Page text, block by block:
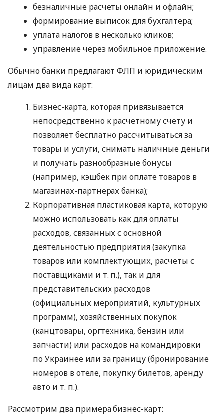
безналичные расчеты онлайн и офлайн;
формирование выписок для бухгалтера;
уплата налогов в несколько кликов;
управление через мобильное приложение.
Обычно банки предлагают ФЛП и юридическим
лицам два вида карт:
Бизнес-карта, которая привязывается
непосредственно к расчетному счету и
позволяет бесплатно рассчитываться за
товары и услуги, снимать наличные деньги
и получать разнообразные бонусы
(например, кэшбек при оплате товаров в
магазинах-партнерах банка);
Корпоративная пластиковая карта, которую
можно использовать как для оплаты
расходов, связанных с основной
деятельностью предприятия (закупка
товаров или комплектующих, расчеты с
поставщиками и т. п.), так и для
представительских расходов
(официальных мероприятий, культурных
программ), хозяйственных покупок
(канцтовары, оргтехника, бензин или
запчасти) или расходов на командировки
по Украинее или за границу (бронирование
номеров в отеле, покупку билетов, аренду
авто и т. п.).
Рассмотрим два примера бизнес-карт: